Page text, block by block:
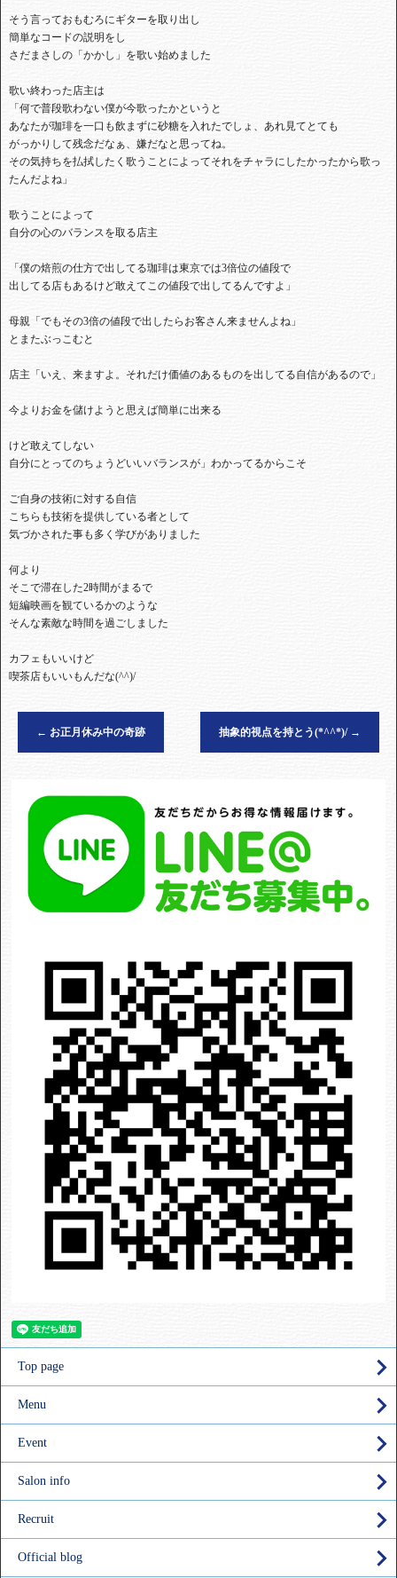
そう言っておもむろにギターを取り出し
簡単なコードの説明をし
さだまさしの「かかし」を歌い始めました
歌い終わった店主は
「何で普段歌わない僕が今歌ったかというと
あなたが珈琲を一口も飲まずに砂糖を入れたでしょ、あれ見てとても
がっかりして残念だなぁ、嫌だなと思ってね。
その気持ちを払拭したく歌うことによってそれをチャラにしたかったから歌っ
たんだよね」
歌うことによって
自分の心のバランスを取る店主
「僕の焙煎の仕方で出してる珈琲は東京では3倍位の値段で
出してる店もあるけど敢えてこの値段で出してるんですよ」
母親「でもその3倍の値段で出したらお客さん来ませんよね」
とまたぶっこむと
店主「いえ、来ますよ。それだけ価値のあるものを出してる自信があるので」
今よりお金を儲けようと思えば簡単に出来る
けど敢えてしない
自分にとってのちょうどいいバランスが」わかってるからこそ
ご自身の技術に対する自信
こちらも技術を提供している者として
気づかされた事も多く学びがありました
何より
そこで滞在した2時間がまるで
短編映画を観ているかのような
そんな素敵な時間を過ごしました
カフェもいいけど
喫茶店もいいもんだな(^^)/
← お正月休み中の奇跡 抽象的視点を持とう(*^^*)/ →
Top page
Menu
Event
Salon info
Recruit
Official blog